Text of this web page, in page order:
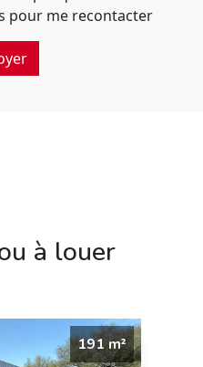
pour me recontacter
à louer
191 m²